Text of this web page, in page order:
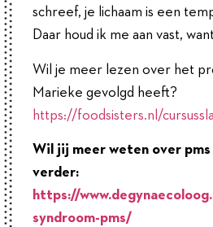
schreef, je lichaam is een
Daar houd ik me aan vast,
Wil je meer lezen over het
Marieke gevolgd heeft?
https://foodsisters.nl/
Wil jij meer weten over pms
verder:
https://
syndroom-pms/